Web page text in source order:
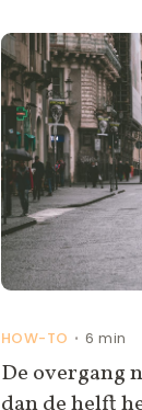
HOW-TO •6 min
De overgang